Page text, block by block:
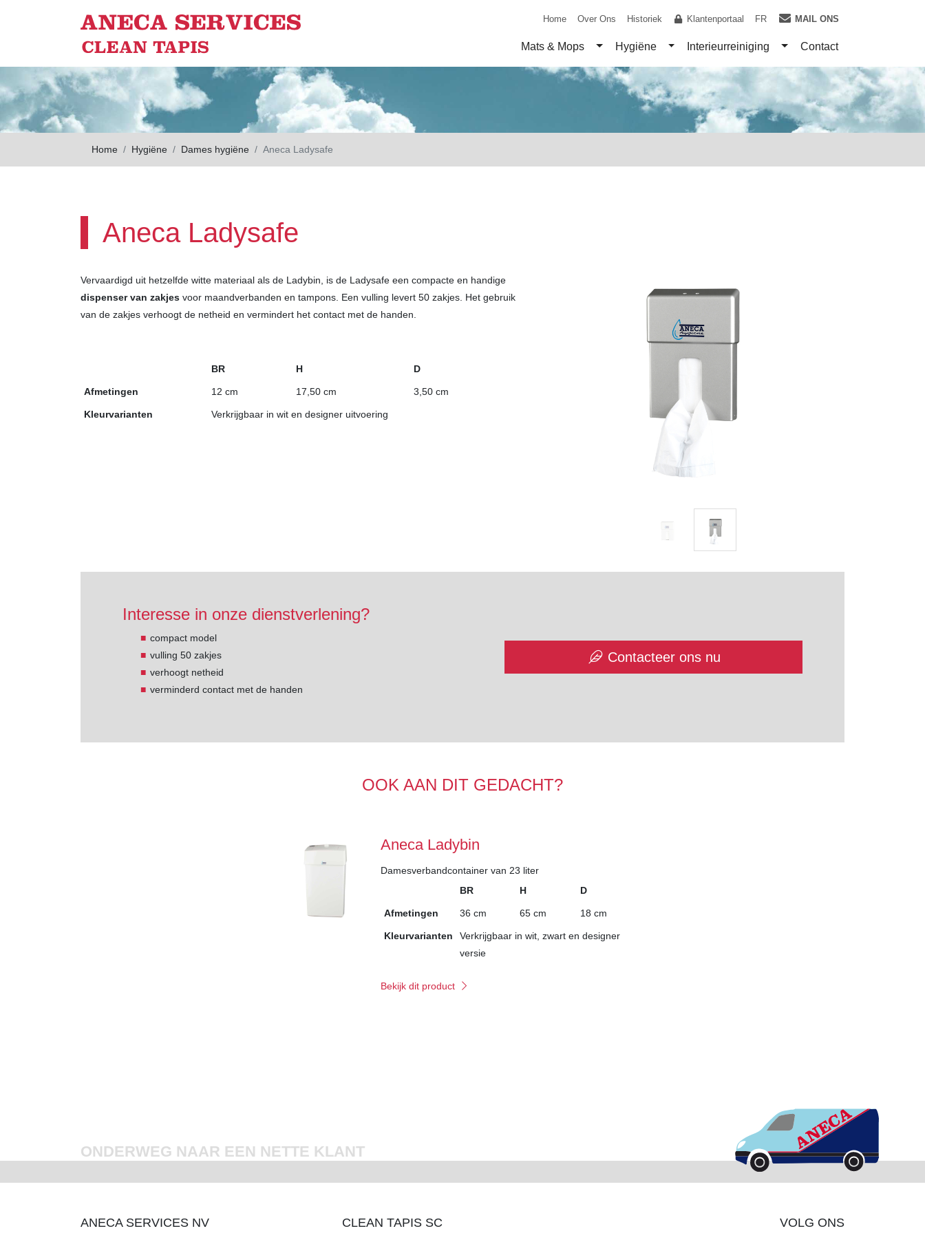
Home Over Ons Historiek Klantenportaal FR MAIL ONS
Mats & Mops Toggle Dropdown
Hygiëne Toggle Dropdown
Interieurreiniging Toggle Dropdown
Contact
Home Hygiëne Dames hygiëne Aneca Ladysafe
Aneca Ladysafe
Vervaardigd uit hetzelfde witte materiaal als de Ladybin, is de Ladysafe een compacte en handige
dispenser van zakjes voor maandverbanden en tampons. Een vulling levert 50 zakjes. Het gebruik
van de zakjes verhoogt de netheid en vermindert het contact met de handen.
BR H D
Afmetingen 12 cm 17,50 cm 3,50 cm
Kleurvarianten Verkrijgbaar in wit en designer uitvoering
Interesse in onze dienstverlening?
compact model
vulling 50 zakjes
verhoogt netheid
verminderd contact met de handen
Contacteer ons nu
OOK AAN DIT GEDACHT?
Aneca Ladybin
Damesverbandcontainer van 23 liter
BR
H D
Afmetingen 36 cm 65 cm 18 cm
Kleurvarianten
Verkrijgbaar in wit, zwart en designer
versie
Bekijk dit product
ONDERWEG NAAR EEN NETTE KLANT
ANECA SERVICES NV CLEAN TAPIS SC VOLG ONS